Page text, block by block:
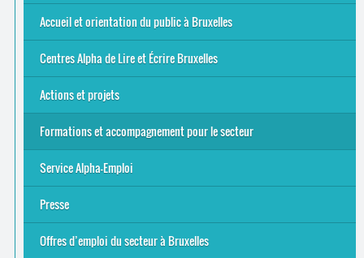
Offres d’emploi du secteur à Bruxelles
La rentrée 2026-27
Pour être belge à la plage…
A vos agendas ! Alpha bruxellois, mobilise-toi !
Inauguration du Centre Alpha Forest de Lire et Écrire
Bruxelles
... Tous les articles
Accueil et orientation du public à Bruxelles
8 Points Accueil
Publics concernés ?
Que proposons-nous ?
Qui sommes-nous ?
Centres Alpha de Lire et Écrire Bruxelles
Actions et projets
Alpha-Jeux
Arts & Alpha
Jeudis du Cinéma
Le projet Alpha-TIC
Notre projet FSE
Tac-TIC Emploi
Formations et accompagnement pour le secteur
S’initier
Se former
Se rencontrer
Être accompagné·e
Service Alpha-Emploi
Équipe et contacts
Accompagnement individuel
Accompagnement collectif
Folder Service Alpha-Emploi
Presse
2021
2024
2025
Offres d’emploi du secteur à Bruxelles